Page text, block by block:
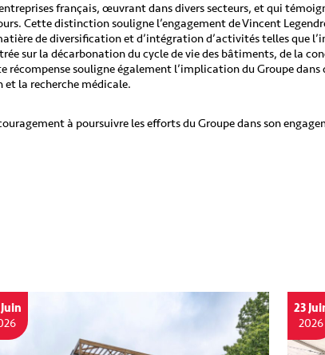
français, œuvrant dans divers secteurs, et qui
Cette distinction souligne l’engagement de Vincent
de diversification et d’intégration d’activités telles que
sur la décarbonation du cycle de vie des bâtiments, de la
souligne également l’implication du Groupe dans
la recherche médicale.
à poursuivre les efforts du Groupe dans son
23
2026